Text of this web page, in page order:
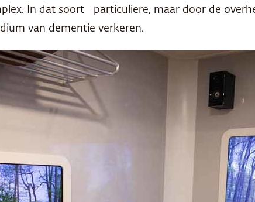
In dat soort particuliere, maar door de
van dementie verkeren.